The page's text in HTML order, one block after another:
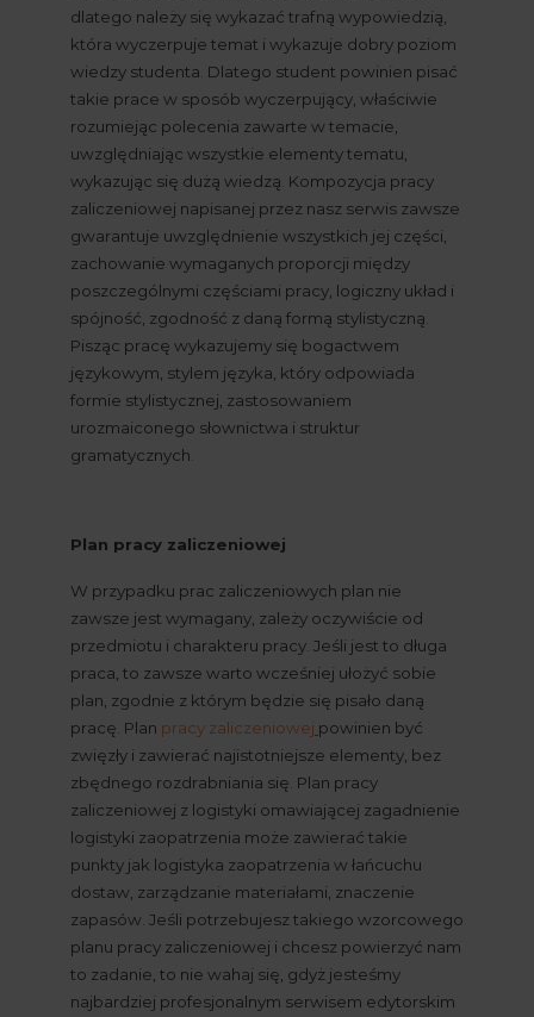
dlatego należy się wykazać trafną wypowiedzią,
która wyczerpuje temat i wykazuje dobry poziom
wiedzy studenta. Dlatego student powinien pisać
takie prace w sposób wyczerpujący, właściwie
rozumiejąc polecenia zawarte w temacie,
uwzględniając wszystkie elementy tematu,
wykazując się dużą wiedzą. Kompozycja pracy
zaliczeniowej napisanej przez nasz serwis zawsze
gwarantuje uwzględnienie wszystkich jej części,
zachowanie wymaganych proporcji między
poszczególnymi częściami pracy, logiczny układ i
spójność, zgodność z daną formą stylistyczną.
Pisząc pracę wykazujemy się bogactwem
językowym, stylem języka, który odpowiada
formie stylistycznej, zastosowaniem
urozmaiconego słownictwa i struktur
gramatycznych.
Plan pracy zaliczeniowej
W przypadku prac zaliczeniowych plan nie
zawsze jest wymagany, zależy oczywiście od
przedmiotu i charakteru pracy. Jeśli jest to długa
praca, to zawsze warto wcześniej ułożyć sobie
plan, zgodnie z którym będzie się pisało daną
pracę. Plan pracy zaliczeniowej powinien być
zwięzły i zawierać najistotniejsze elementy, bez
zbędnego rozdrabniania się. Plan pracy
zaliczeniowej z logistyki omawiającej zagadnienie
logistyki zaopatrzenia może zawierać takie
punkty jak logistyka zaopatrzenia w łańcuchu
dostaw, zarządzanie materiałami, znaczenie
zapasów. Jeśli potrzebujesz takiego wzorcowego
planu pracy zaliczeniowej i chcesz powierzyć nam
to zadanie, to nie wahaj się, gdyż jesteśmy
najbardziej profesjonalnym serwisem edytorskim